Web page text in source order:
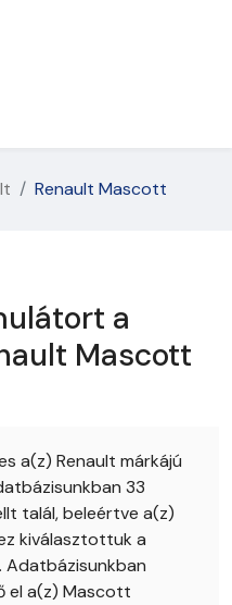
Renault Mascott
a
Mascott
a(z) Renault márkájú
33
talál, beleértve a(z)
kiválasztottuk a
Adatbázisunkban
el a(z) Mascott